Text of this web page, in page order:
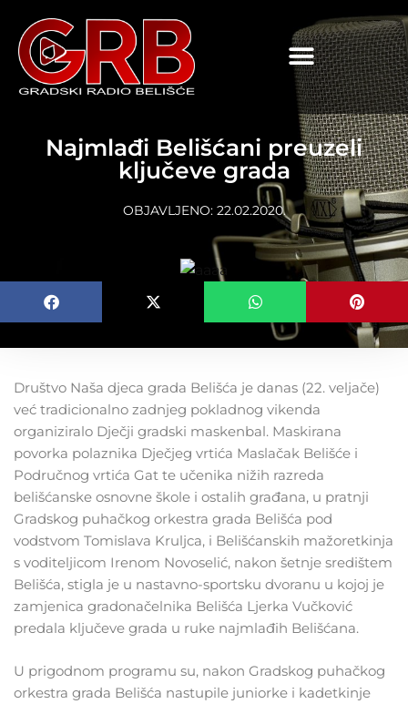
Najmlađi Belišćani preuzeli
ključeve grada
OBJAVLJENO: 22.02.2020.
Društvo Naša djeca grada Belišća je danas (22. veljače)
već tradicionalno zadnjeg pokladnog vikenda
organiziralo Dječji gradski maskenbal. Maskirana
povorka polaznika Dječjeg vrtića Maslačak Belišće i
Područnog vrtića Gat te učenika nižih razreda
belišćanske osnovne škole i ostalih građana, u pratnji
Gradskog puhačkog orkestra grada Belišća pod
vodstvom Tomislava Kruljca, i Belišćanskih mažoretkinja
s voditeljicom Irenom Novoselić, nakon šetnje središtem
Belišća, stigla je u nastavno-sportsku dvoranu u kojoj je
zamjenica gradonačelnika Belišća Ljerka Vučković
predala ključeve grada u ruke najmlađih Belišćana.
U prigodnom programu su, nakon Gradskog puhačkog
orkestra grada Belišća nastupile juniorke i kadetkinje